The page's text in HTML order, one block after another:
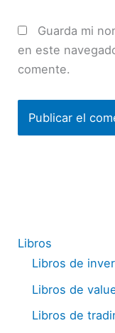
Guarda mi
en este
comente.
Libros
Libros de
Libros de
Libros de